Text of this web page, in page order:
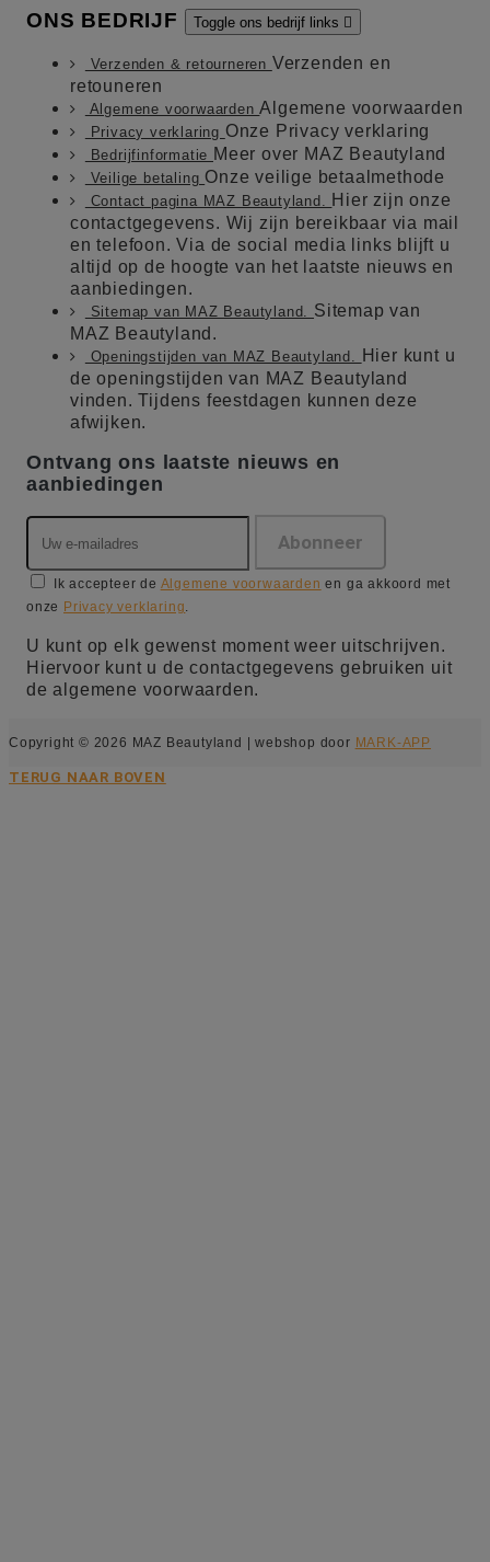
ONS BEDRIJF Toggle ons bedrijf links 
Verzenden & retourneren Verzenden en
retouneren
Algemene voorwaardenAlgemene voorwaarden
Privacy verklaring Onze Privacy verklaring
Bedrijfinformatie Meer over MAZ Beautyland
Veilige betaling Onze veilige betaalmethode
Contact pagina MAZ Beautyland.
Hier zijn onze
contactgegevens. Wij zijn bereikbaar via mail
en telefoon. Via de social media links blijft u
altijd op de hoogte van het laatste nieuws en
aanbiedingen.
Sitemap van MAZ Beautyland. Sitemap van
MAZ Beautyland.
Openingstijden van MAZ Beautyland.
Hier kunt u
de openingstijden van MAZ Beautyland
vinden. Tijdens feestdagen kunnen deze
afwijken.
Ontvang ons laatste nieuws en
aanbiedingen
Ik accepteer de Algemene voorwaarden en ga akkoord met
onze Privacy verklaring.
U kunt op elk gewenst moment weer uitschrijven.
Hiervoor kunt u de contactgegevens gebruiken uit
de algemene voorwaarden.
Copyright © 2026 MAZ Beautyland | webshop door MARK-APP
TERUG NAAR BOVEN